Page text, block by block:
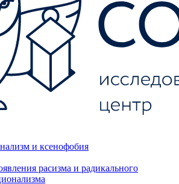
и ксенофобия
расизма и радикального